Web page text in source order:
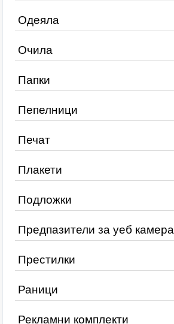
Одеяла
Очила
Папки
Пепелници
Печат
Плакети
Подложки
Предпазители за уеб камера
Престилки
Раници
Рекламни комплекти